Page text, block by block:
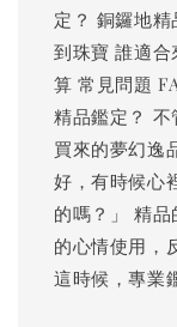
定？ 銅鑼地
到珠寶 誰適
算 常見問題
精品鑑定？
買來的夢幻逸
好，有時候心
的嗎？」 精
的心情使用，
這時候，專業